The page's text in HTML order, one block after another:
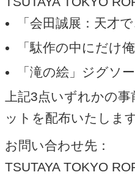
「会田誠展：天才
「駄作の中にだけ
「滝の絵」ジグソ
上記3点いずれかの
ットを配布いたしま
お問い合わせ先：
TSUTAYA TOKYO